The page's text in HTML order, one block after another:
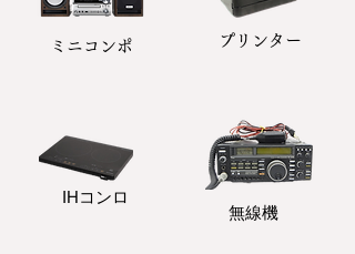
​ミニコンポ プリンター
​IHコンロ
無線機